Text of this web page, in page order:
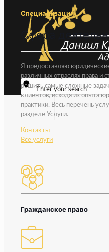
Специализация
Сфера
Я предоставляю
различных отраслях права и
решить самые сложные
клиентов, исходя из опыта
практики. Весь перечень
разделе Услуги.
Контакты
Все услуги
Гражданское право